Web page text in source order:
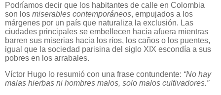
Podríamos decir que los habitantes de calle en Colombia
son los miserables contemporáneos, empujados a los
márgenes por un país que naturaliza la exclusión. Las
ciudades principales se embellecen hacia afuera mientras
barren sus miserias hacia los ríos, los caños o los puentes,
igual que la sociedad parisina del siglo XIX escondía a sus
pobres en los arrabales.
Víctor Hugo lo resumió con una frase contundente: “No hay
malas hierbas ni hombres malos, solo malos cultivadores.”